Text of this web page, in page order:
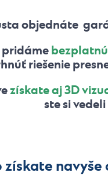
objednáte
pridámebezplatnú
riešenie
získate aj 3D
ste si
získate